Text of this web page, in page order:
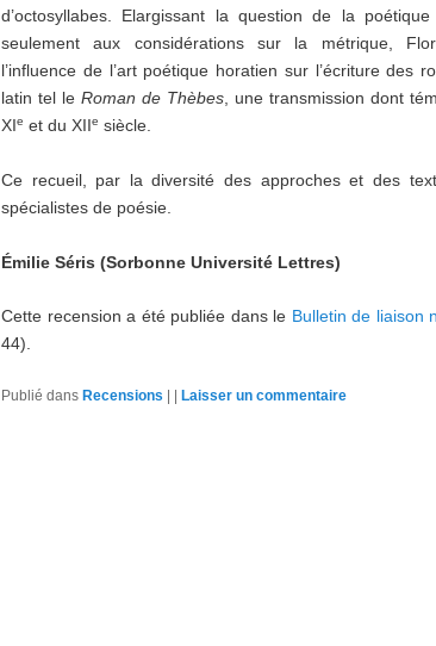
d’octosyllabes. Elargissant la question de la
seulement aux considérations sur la métrique,
l’influence de l’art poétique horatien sur l’écriture des
latin tel le Roman de Thèbes, une transmission dont
XIe et du XIIe siècle.
Ce recueil, par la diversité des approches et des
spécialistes de poésie.
Émilie Séris (Sorbonne Université Lettres)
Cette recension a été publiée dans le Bulletin de liaison
44).
Publié dans Recensions Laisser un commentaire